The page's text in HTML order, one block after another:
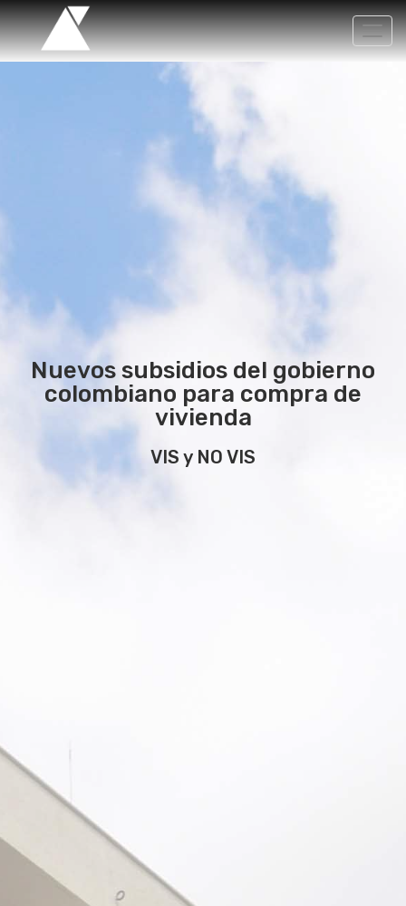
Nuevos subsidios del gobierno
colombiano para compra de
vivienda
VIS y NO VIS